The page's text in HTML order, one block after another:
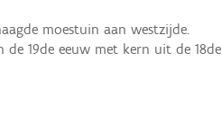
moestuin aan westzijde.
19de eeuw met kern uit de 18de